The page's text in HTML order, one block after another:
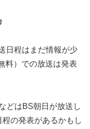
日程はまだ情報が少
料）での放送は発表
どはBS朝日が放送し
の発表があるかもし